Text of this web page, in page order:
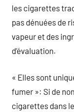
les cigarettes
pas dénuées de
vapeur et des
d’évaluation.
« Elles sont
fumer »: Si de
cigarettes dans